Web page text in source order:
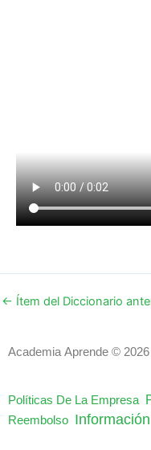
← Ítem del Diccionario
Academia Aprende © 2026
Políticas De La Empresa
Reembolso